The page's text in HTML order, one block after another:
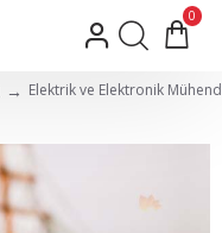
0
Elektrik ve Elektronik